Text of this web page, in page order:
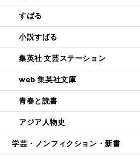
すばる
小説すばる
集英社 文芸ステーション
web 集英社文庫
青春と読書
アジア人物史
学芸・ノンフィクション・新書